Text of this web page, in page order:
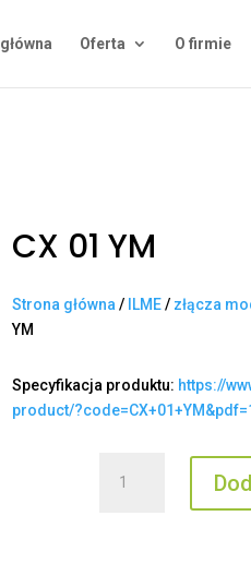
Oferta O firmie
CX 01 YM
Strona główna/ ILME/ złącza
YM
Specyfikacja produktu: https://
product/